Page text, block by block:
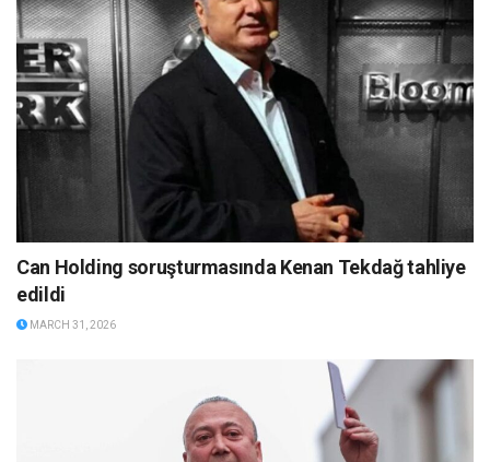
Can Holding soruşturmasında Kenan Tekdağ tahliye
edildi
MARCH 31, 2026